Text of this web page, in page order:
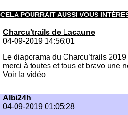
CELA POURRAIT AUSSI VOUS
Charcu'trails de Lacaune
04-09-2019 14:56:01
Le diaporama du Charcu’trails
merci à toutes et tous et bravo une
Voir la vidéo
Albi24h
04-09-2019 01:05:28